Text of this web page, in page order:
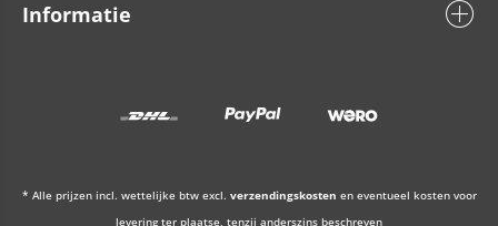
Informatie
* Alle prijzen incl. wettelijke btw excl. verzendingskosten en eventueel kosten voor
levering ter plaatse, tenzij anderszins beschreven